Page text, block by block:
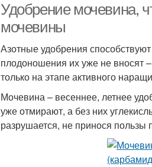
Удобрение мочевина,
мочевины
Азотные удобрения
плодоношения их уже не вносят
только на этапе активного
Мочевина – весеннее, летнее
уже отмирают, а без них
разрушается, не принося